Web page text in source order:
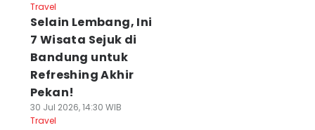
Travel
Selain Lembang, Ini
7 Wisata Sejuk di
Bandung untuk
Refreshing Akhir
Pekan!
30 Jul 2026, 14:30 WIB
Travel